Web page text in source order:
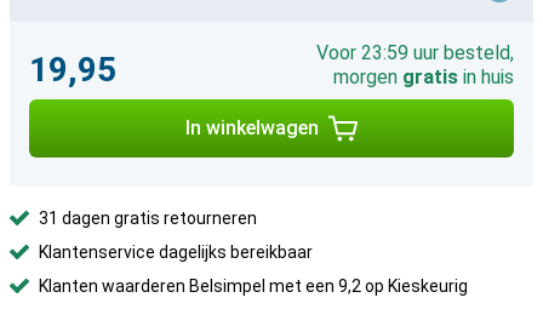
19,95
Voor 23:59 uur besteld,
morgen gratis in huis
In winkelwagen
31 dagen gratis retourneren
Klantenservice dagelijks bereikbaar
Klanten waarderen Belsimpel met een 9,2 op Kieskeurig